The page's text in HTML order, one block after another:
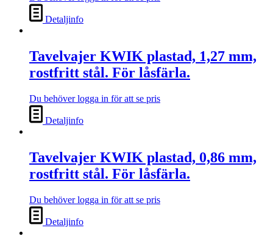
Detaljinfo
Tavelvajer KWIK plastad, 1,27 mm,
rostfritt stål. För låsfärla.
Du behöver logga in för att se pris
Detaljinfo
Tavelvajer KWIK plastad, 0,86 mm,
rostfritt stål. För låsfärla.
Du behöver logga in för att se pris
Detaljinfo